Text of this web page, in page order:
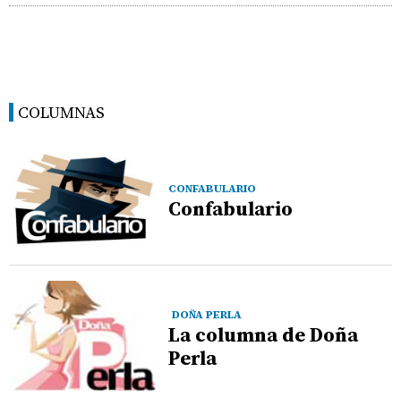
COLUMNAS
CONFABULARIO
Confabulario
DOÑA PERLA
La columna de Doña
Perla